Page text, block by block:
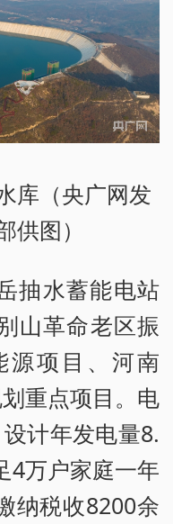
库（央广网发
供图）
抽水蓄能电站
山革命老区振
源项目、河南
重点项目。电
计年发电量8.
4万户家庭一年
纳税收8200余